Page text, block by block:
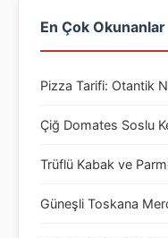
En Çok Okunanlar
Pizza Tarifi: Otantik
Çiğ Domates Soslu
Trüflü Kabak ve
Güneşli Toskana